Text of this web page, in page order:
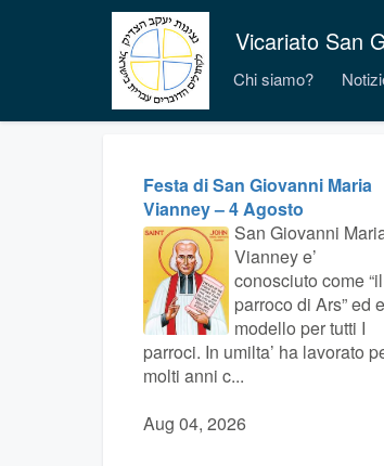
Vicariato San
Chi siamo?
Festa di San Giovanni Maria
Vianney – 4 Agosto
San Giovanni
Vianney e’
conosciuto come “il
parroco di Ars” ed
modello per tutti I
parroci. In umilta’ ha lavorato
molti anni c...
Aug 04, 2026